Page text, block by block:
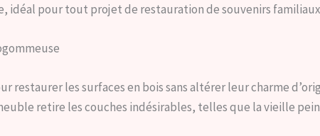
idéal pour tout projet de restauration de souvenirs
restaurer les surfaces en bois sans altérer leur charme
retire les couches indésirables, telles que la vieille